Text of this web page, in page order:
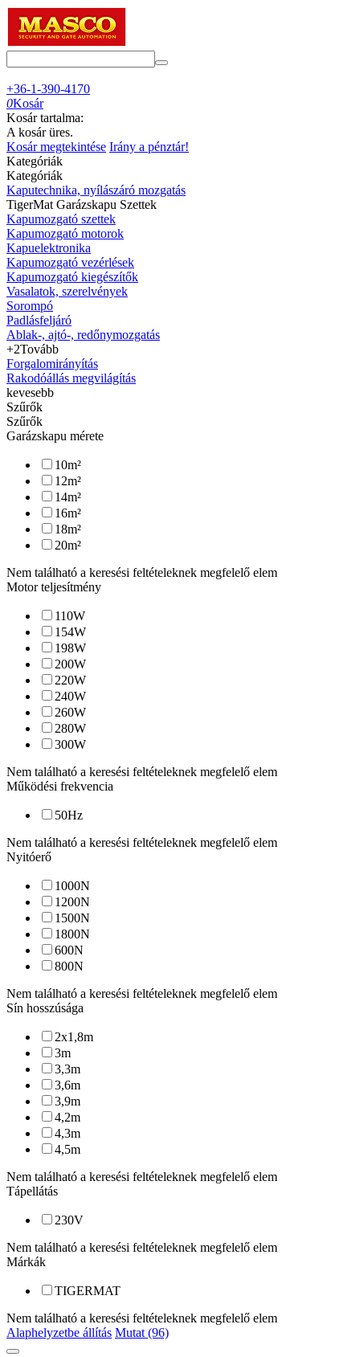
+36-1-390-4170
0Kosár
Kosár tartalma:
A kosár üres.
Kosár megtekintése Irány a pénztár!
Kategóriák
Kategóriák
Kaputechnika, nyílászáró mozgatás
TigerMat Garázskapu Szettek
Kapumozgató szettek
Kapumozgató motorok
Kapuelektronika
Kapumozgató vezérlések
Kapumozgató kiegészítők
Vasalatok, szerelvények
Sorompó
Padlásfeljáró
Ablak-, ajtó-, redőnymozgatás
+2Tovább
Forgalomirányítás
Rakodóállás megvilágítás
kevesebb
Szűrők
Szűrők
Garázskapu mérete
10m²
12m²
14m²
16m²
18m²
20m²
Nem található a keresési feltételeknek megfelelő elem
Motor teljesítmény
110W
154W
198W
200W
220W
240W
260W
280W
300W
Nem található a keresési feltételeknek megfelelő elem
Működési frekvencia
50Hz
Nem található a keresési feltételeknek megfelelő elem
Nyitóerő
1000N
1200N
1500N
1800N
600N
800N
Nem található a keresési feltételeknek megfelelő elem
Sín hosszúsága
2x1,8m
3m
3,3m
3,6m
3,9m
4,2m
4,3m
4,5m
Nem található a keresési feltételeknek megfelelő elem
Tápellátás
230V
Nem található a keresési feltételeknek megfelelő elem
Márkák
TIGERMAT
Nem található a keresési feltételeknek megfelelő elem
Alaphelyzetbe állítás Mutat (96)